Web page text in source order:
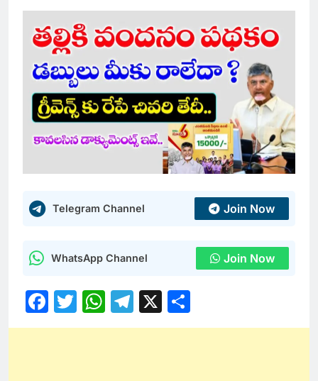
Telegram Channel Join Now
WhatsApp Channel Join Now
Facebook
Twitter
WhatsApp
Telegram
X